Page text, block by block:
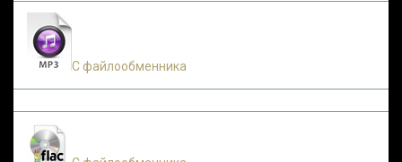
С файлообменника